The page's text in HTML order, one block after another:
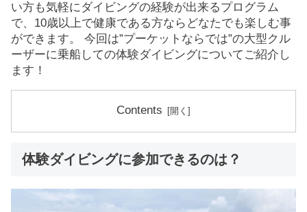
い方も気軽にダイビングの経験が出来るプログラム
で、10歳以上で健康である方ならどなたでも楽しむ事
ができます。 今回は”プーケットならでは”の大型クル
ーザーに乗船しての体験ダイビングについてご紹介し
ます！
Contents
体験ダイビングに参加できるのは？